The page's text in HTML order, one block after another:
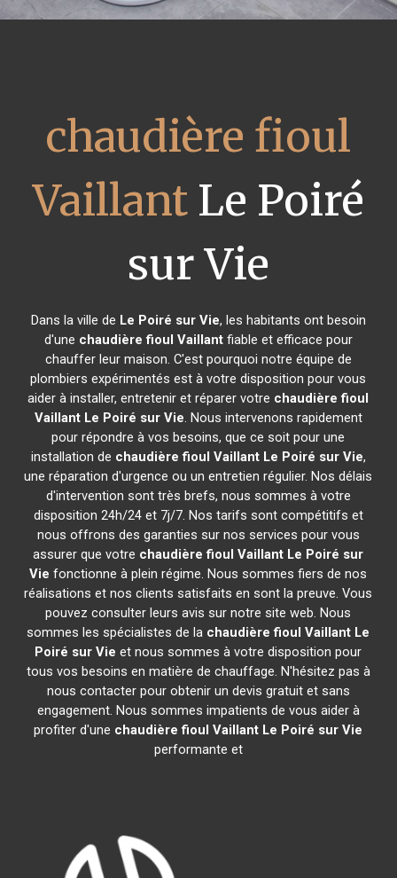
chaudière fioul
VaillantLe Poiré
sur Vie
Dans la ville de Le Poiré sur Vie, les habitants ont besoin
d'une chaudière fioul Vaillantfiable et efficace pour
chauffer leur maison. C'est pourquoi notre équipe de
plombiers expérimentés est à votre disposition pour vous
aider à installer, entretenir et réparer votre chaudière fioul
Vaillant Le Poiré sur Vie. Nous intervenons rapidement
pour répondre à vos besoins, que ce soit pour une
installation de chaudière fioul Vaillant Le Poiré sur Vie,
une réparation d'urgence ou un entretien régulier. Nos délais
d'intervention sont très brefs, nous sommes à votre
disposition 24h/24 et 7j/7. Nos tarifs sont compétitifs et
nous offrons des garanties sur nos services pour vous
assurer que votre chaudière fioul Vaillant Le Poiré sur
Vie fonctionne à plein régime. Nous sommes fiers de nos
réalisations et nos clients satisfaits en sont la preuve. Vous
pouvez consulter leurs avis sur notre site web. Nous
sommes les spécialistes de la chaudière fioul Vaillant Le
Poiré sur Vie et nous sommes à votre disposition pour
tous vos besoins en matière de chauffage. N'hésitez pas à
nous contacter pour obtenir un devis gratuit et sans
engagement. Nous sommes impatients de vous aider à
profiter d'une chaudière fioul Vaillant Le Poiré sur Vie
performante et